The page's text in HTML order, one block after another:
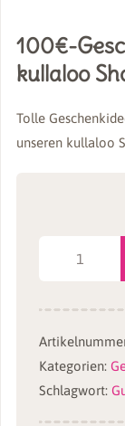
100€-
kullaloo
Tolle
unseren kullaloo
kullaloo
Shop
Menge
Kategorien:
Schlagwort: